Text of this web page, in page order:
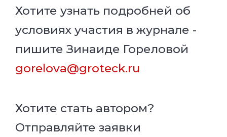
Хотите узнать подробней об
условиях участия в журнале -
пишите Зинаиде Гореловой
gorelova@groteck.ru
Хотите стать автором?
Отправляйте заявки